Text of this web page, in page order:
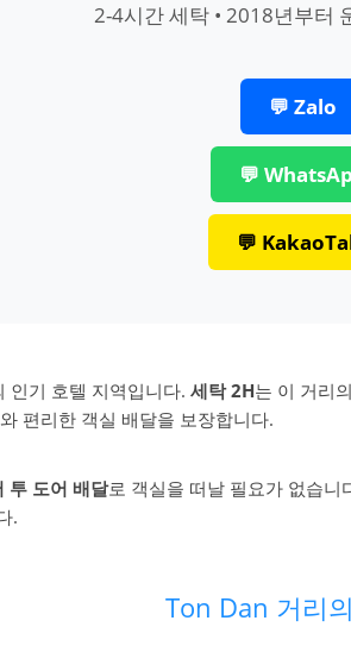
2-4시간 세탁 • 2018년부터
💬 Zalo
💬
💬
인기 호텔 지역입니다.세탁 2H는 이 거리
편리한 객실 배달을 보장합니다.
투 도어 배달로 객실을 떠날 필요가 없습
.
Ton Dan 거리